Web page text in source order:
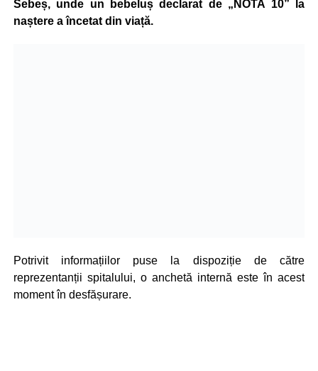
Sebeș, unde un bebeluș declarat de „NOTA 10” la
naștere a încetat din viață.
Potrivit informațiilor puse la dispoziție de către
reprezentanții spitalului, o anchetă internă este în acest
moment în desfășurare.